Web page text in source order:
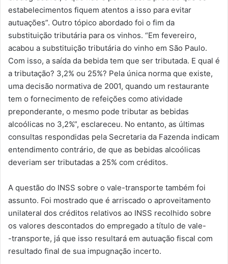
estabelecimentos fiquem atentos a isso para evitar
autuações”. Outro tópico abordado foi o fim da
substituição tributária para os vinhos. “Em fevereiro,
acabou a substituição tributária do vinho em São Paulo.
Com isso, a saída da bebida tem que ser tributada. E qual é
a tributação? 3,2% ou 25%? Pela única norma que existe,
uma decisão normativa de 2001, quando um restaurante
tem o fornecimento de refeições como atividade
preponderante, o mesmo pode tributar as bebidas
alcoólicas no 3,2%”, esclareceu. No entanto, as últimas
consultas respondidas pela Secretaria da Fazenda indicam
entendimento contrário, de que as bebidas alcoólicas
deveriam ser tributadas a 25% com créditos.
A questão do INSS sobre o vale-transporte também foi
assunto. Foi mostrado que é arriscado o aproveitamento
unilateral dos créditos relativos ao INSS recolhido sobre
os valores descontados do empregado a título de vale-
-transporte, já que isso resultará em autuação fiscal com
resultado final de sua impugnação incerto.